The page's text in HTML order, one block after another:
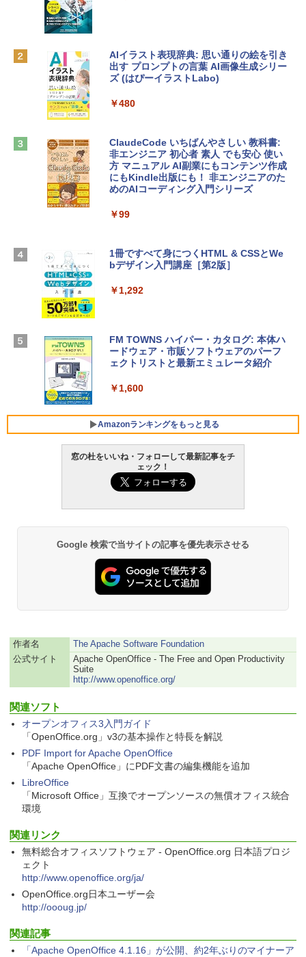
￥162,598
tomtoc 360°保護 15.6 16インチ パソコ
￥2,952
Apple 2026 MacBook Air M5チップ搭載
igence、13.6インチLiquid Retinaディ
ームカメラ、日本語キーボード、Touch I
D - シルバー
￥261,414
ン 15-fd 15.6インチ 16GBメモリ 512GB
SSD インテル Core 5
ersonal/Copilotキー搭載/Win 11/15.6型/
Core i5/16GB/SSD 512GB/ホワイト) FM
VWK3E15W_AZ
￥139,880
Microsoft Office Home & Business 202
4(最新 永続版)|オンラインコード版|Wind
Robloxギフトカード - 2,000 Robux 【限
定バーチャルアイテムを含む】 【オンラ
インゲームコード】 ロブロックス | オン
ラインコード版
￥3,200
Robloxギフトカード - 1000 Robux 【限
定バーチャルアイテムを含む】 【オンラ
ラインコード版
Windows版 | Minecraft (マインクラフ
ト): Java & Bedrock Edition | オンライ
AIイラスト表現辞典: 思い通りの絵を引き
出す プロンプトの言葉 AI画像生成シリー
ズ (はぴーイラストLabo)
￥480
ClaudeCode いちばんやさしい 教科書:
非エンジニア 初心者 素人 でも安心 使い
方 マニュアル AI副業にもコンテンツ作成
にもKindle出版にも！ 非エンジニアのた
めのAIコーディング入門シリーズ
￥99
1冊ですべて身につくHTML & CSSとWe
bデザイン入門講座［第2版］
￥1,292
FM TOWNS ハイパー・カタログ: 本体ハ
ードウェア・市販ソフトウェアのパーフ
ェクトリストと最新エミュレータ紹介
￥1,600
Amazonランキングをもっと見る
Amazon Kindle Paperwhite (16GB) 7イ
ンチディスプレイ、色調調節ライト、12
￥22,980
Amazon Kindle - 目に優しい、かさばら
ない、大きな画面で読みやすい、6週間持
￥16,980
るさ自動調整、色調調節ライト、12週間
持続バッテリー、広告なし、メタリック
ブラック
￥27,980
Amazon Kindle Colorsoft | 16GBストレ
売)
￥31,980
整、色調調節ライト、プレミアムペン付
窓の杜をいいね・フォローして最新記事をチ
ェック！
Google 検索で当サイトの記事を優先表示させる
作者名
The Apache Software Foundation
公式サイト
Apache OpenOffice - The Free and Open Productivity
Suite
http://www.openoffice.org/
関連ソフト
オープンオフィス3入門ガイド
「OpenOffice.org」v3の基本操作と特長を解説
PDF Import for Apache OpenOffice
「Apache OpenOffice」にPDF文書の編集機能を追加
LibreOffice
「Microsoft Office」互換でオープンソースの無償オフィス統合
環境
関連リンク
無料総合オフィスソフトウェア - OpenOffice.org 日本語プロジ
ェクト
http://www.openoffice.org/ja/
OpenOffice.org日本ユーザー会
http://oooug.jp/
関連記事
「Apache OpenOffice 4.1.16」が公開、約2年ぶりのマイナーア